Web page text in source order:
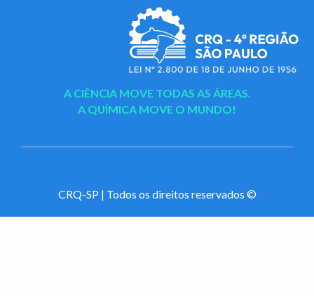
A CIÊNCIA MOVE TODAS AS ÁREAS.
A QUÍMICA MOVE O MUNDO!
CRQ-SP | Todos os direitos reservados ©